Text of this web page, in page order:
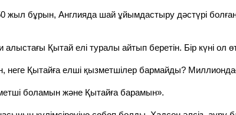
жыл бұрын, Англияда шай ұйымдастыру дәстүрі
алыстағы Қытай елі туралы айтып беретін. Бір күні
неге Қытайға елші қызметшілер бармайды?
боламын және Қытайға барамын».